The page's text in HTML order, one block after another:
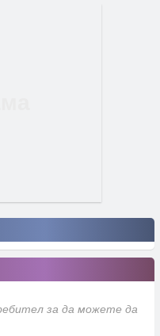
за да можете да